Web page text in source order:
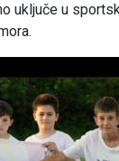
uključe u